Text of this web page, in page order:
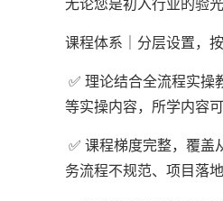
无论您是初入行业的验
课程体系｜分层设置，
✅ 理论结合全流程实操
等实操内容，所学内容
✅ 课程梯度完整，覆盖
务流程不规范、项目落